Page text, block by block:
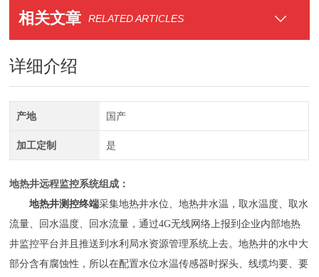
相关文章 RELATED ARTICLES
详细介绍
产地 国产
加工定制 是
地热井远程监控系统组成：
地热井测控终端采集地热井水位、地热井水温，取水温度、取水
流量、回水温度、回水流量，通过4G无线网络上报到企业内部地热
井监控平台并且推送到水利局水资源管理系统上去。地热井的水中大
部分含有腐蚀性，所以在配置水位水温传感器时探头、线缆均要、要